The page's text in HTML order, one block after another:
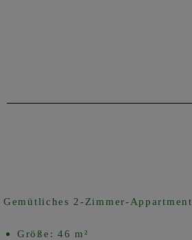
Gemütliches 2-Zimmer-Appartment
Größe: 46 m²